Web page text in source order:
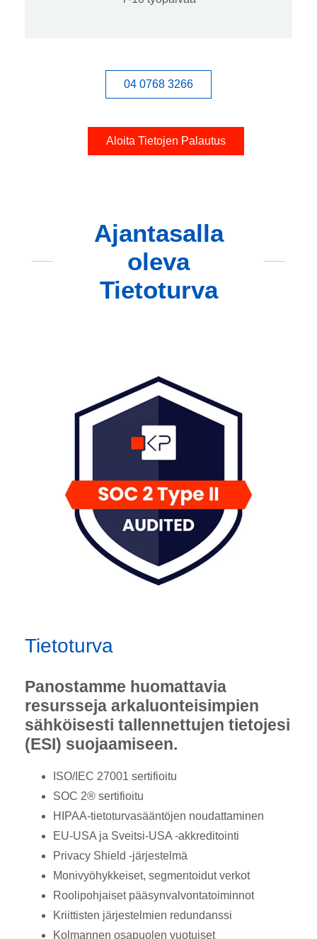
04 0768 3266
Aloita Tietojen Palautus
Ajantasalla
oleva
Tietoturva
Tietoturva
Panostamme huomattavia
resursseja arkaluonteisimpien
sähköisesti tallennettujen tietojesi
(ESI) suojaamiseen.
ISO/IEC 27001 sertifioitu
SOC 2® sertifioitu
HIPAA-tietoturvasääntöjen noudattaminen
EU-USA ja Sveitsi-USA -akkreditointi
Privacy Shield -järjestelmä
Monivyöhykkeiset, segmentoidut verkot
Roolipohjaiset pääsynvalvontatoiminnot
Kriittisten järjestelmien redundanssi
Kolmannen osapuolen vuotuiset